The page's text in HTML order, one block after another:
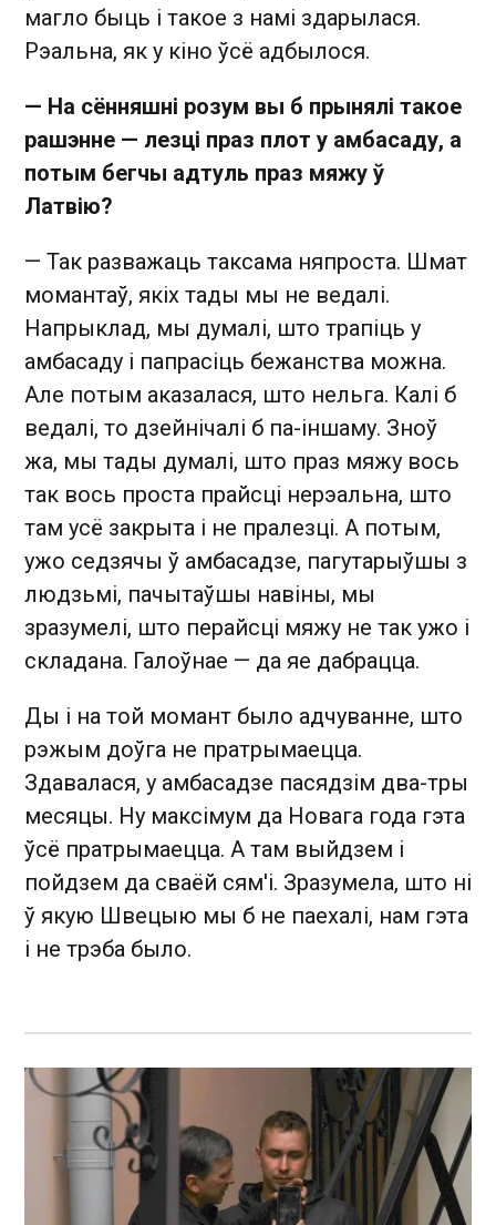
магло быць і такое з намі здарылася.
Рэальна, як у кіно ўсё адбылося.
— На сённяшні розум вы б прынялі такое
рашэнне — лезці праз плот у амбасаду, а
потым бегчы адтуль праз мяжу ў
Латвію?
— Так разважаць таксама няпроста. Шмат
момантаў, якіх тады мы не ведалі.
Напрыклад, мы думалі, што трапіць у
амбасаду і папрасіць бежанства можна.
Але потым аказалася, што нельга. Калі б
ведалі, то дзейнічалі б па-іншаму. Зноў
жа, мы тады думалі, што праз мяжу вось
так вось проста прайсці нерэальна, што
там усё закрыта і не пралезці. А потым,
ужо седзячы ў амбасадзе, пагутарыўшы з
людзьмі, пачытаўшы навіны, мы
зразумелі, што перайсці мяжу не так ужо і
складана. Галоўнае — да яе дабрацца.
Ды і на той момант было адчуванне, што
рэжым доўга не пратрымаецца.
Здавалася, у амбасадзе пасядзім два-тры
месяцы. Ну максімум да Новага года гэта
ўсё пратрымаецца. А там выйдзем і
пойдзем да сваёй сям'і. Зразумела, што ні
ў якую Швецыю мы б не паехалі, нам гэта
і не трэба было.